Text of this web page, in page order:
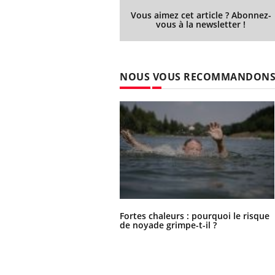
Vous aimez cet article ? Abonnez-
vous à la newsletter !
NOUS VOUS RECOMMANDONS
Fortes chaleurs : pourquoi le risque
de noyade grimpe-t-il ?
expliquer ma maladie Youtube
Il y a des sujets qui sont faciles à aborder...
d'autres non ! D'un côté, poser des
questions sur la maladie d'un proche c'est
...